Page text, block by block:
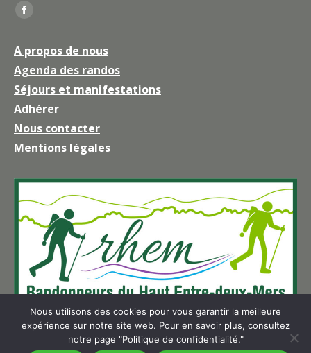
Trouvez nous sur :
La
Facebook
s'ouvre
dans
une
nouvelle
fenêtre
A propos de nous
Agenda des randos
Séjours et manifestations
Adhérer
Nous contacter
Mentions légales
Nous utilisons des cookies pour vous garantir la meilleure
expérience sur notre site web. Pour en savoir plus, consultez
notre page "Politique de confidentialité."